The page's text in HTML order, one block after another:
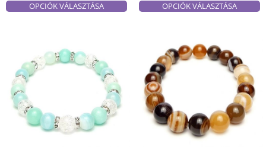
OPCIÓK VÁLASZTÁSA OPCIÓK VÁLASZTÁSA